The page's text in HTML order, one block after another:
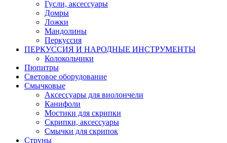
Гусли, аксессуары
Домры
Ложки
Мандолины
Перкуссия
ПЕРКУССИЯ И НАРОДНЫЕ ИНСТРУМЕНТЫ
Колокольчики
Пюпитры
Световое оборудование
Смычковые
Аксессуары для виолончели
Канифоли
Мостики для скрипки
Скрипки, аксессуары
Смычки для скрипок
Струны